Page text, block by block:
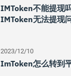
IMToken不能提现
IMToken无法提现
2023/12/10
ImToken怎么转到